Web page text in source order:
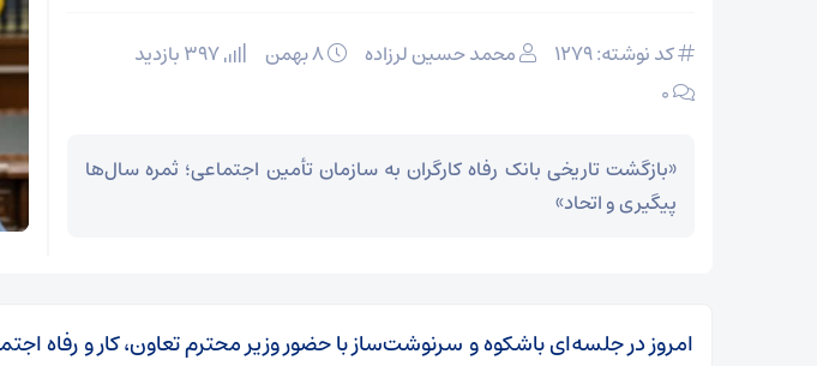
کد نوشته: 1279 محمد حسین لرزاده
۰
«بازگشت تاریخی بانک رفاه کارگران به سازمان تأمین اجتماعی؛ ثمره سال‌ها
پیگیری و اتحاد»
امروز در جلسه‌ای باشکوه و سرنوشت‌ساز با حضور وزیر محترم تعاون، کار و رفاه